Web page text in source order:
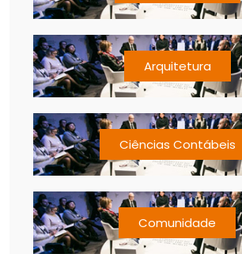
Arquitetura
Ciências Contábeis
Comunidade